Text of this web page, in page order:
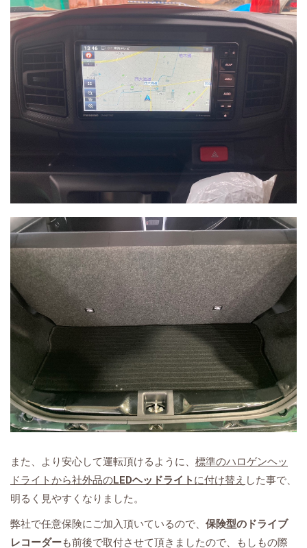
また、より安心して運転頂けるように、 標準のハロゲンヘッ
ドライトから社外品のLEDヘッドライト に付け替え した事で、
明るく見やすくなりました。
弊社で任意保険にご加入頂いているので、 保険型のドライブ
レコーダーも前後で取付させて頂きましたので、もしもの際